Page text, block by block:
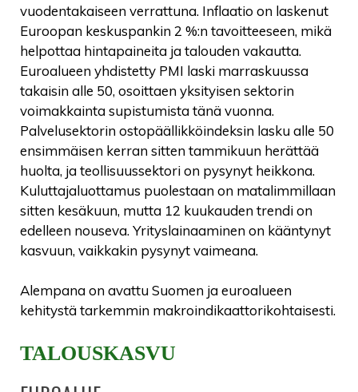
vuodentakaiseen verrattuna. Inflaatio on laskenut
Euroopan keskuspankin 2 %:n tavoitteeseen, mikä
helpottaa hintapaineita ja talouden vakautta.
Euroalueen yhdistetty PMI laski marraskuussa
takaisin alle 50, osoittaen yksityisen sektorin
voimakkainta supistumista tänä vuonna.
Palvelusektorin ostopäällikköindeksin lasku alle 50
ensimmäisen kerran sitten tammikuun herättää
huolta, ja teollisuussektori on pysynyt heikkona.
Kuluttajaluottamus puolestaan on matalimmillaan
sitten kesäkuun, mutta 12 kuukauden trendi on
edelleen nouseva. Yrityslainaaminen on kääntynyt
kasvuun, vaikkakin pysynyt vaimeana.
Alempana on avattu Suomen ja euroalueen
kehitystä tarkemmin makroindikaattorikohtaisesti.
TALOUSKASVU